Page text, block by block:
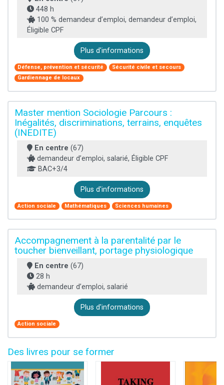
448 h
100 % demandeur d’emploi, demandeur d’emploi,
Éligible CPF
Plus d'informations
Défense, prévention et sécurité
Sécurité civile et secours
Gardiennage de locaux
Master mention Sociologie Parcours :
Inégalités, discriminations, terrains, enquêtes
(INEDITE)
En centre (67)
demandeur d’emploi, salarié, Éligible CPF
BAC+3/4
Plus d'informations
Action sociale Mathématiques Sciences humaines
Accompagnement à la parentalité par le
toucher bienveillant, portage physiologique
En centre (67)
28 h
demandeur d’emploi, salarié
Plus d'informations
Action sociale
Des livres pour se former